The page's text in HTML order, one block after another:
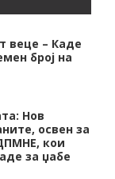
веце – Каде
број на
Нов
освен за
кои
за џабе